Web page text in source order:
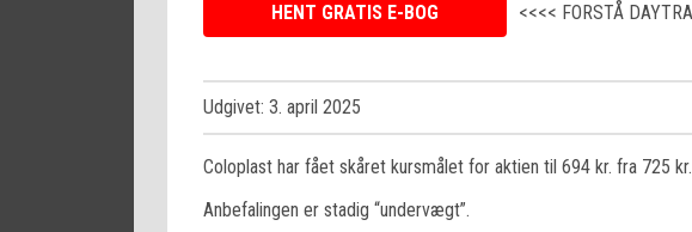
HENT GRATIS E-BOG <<<< FORSTÅ
Udgivet: 3. april 2025
Coloplast har fået skåret kursmålet for aktien til 694 kr. fra 725
Anbefalingen er stadig “undervægt”.